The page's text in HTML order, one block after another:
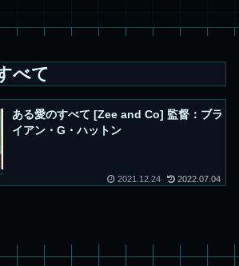
べて
ある愛のすべて [Zee and Co] 監督：ブラ
イアン・G・ハットン
2021.12.24 2022.07.04